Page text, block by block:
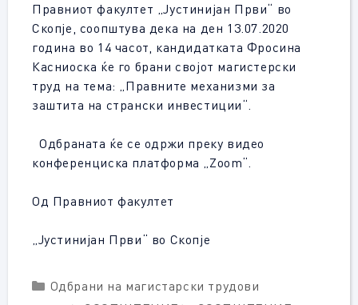
Правниот факултет „Јустинијан Први“ во
Скопје, соопштува дека на ден 13.07.2020
година во 14 часот, кандидатката Фросина
Касниоска ќе го брани својот магистерски
труд на тема: „Правните механизми за
заштита на странски инвестиции“.
Одбраната ќе се одржи преку видео
конференциска платформа „Zoom“.
Од Правниот факултет
„Јустинијан Први“ во Скопје
Categories
Одбрани на магистарски трудови